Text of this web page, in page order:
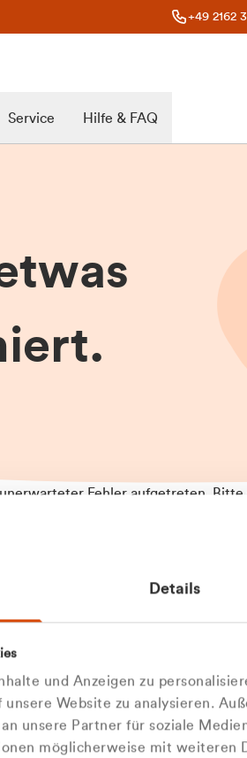
Details
und Anzeigen zu
Website zu analysieren.
unsere Partner für soziale
möglicherweise mit weiteren
+49 2162
Service Hilfe & FAQ
Fehler aufgetreten. Bitte
Fehler an. Wir entschuldigen uns
Sie
Wir sind gerne für Sie